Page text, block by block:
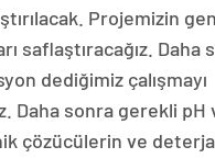
Projemizin
saflaştıracağız. Daha
dediğimiz çalışmayı
sonra gerekli pH
çözücülerin ve